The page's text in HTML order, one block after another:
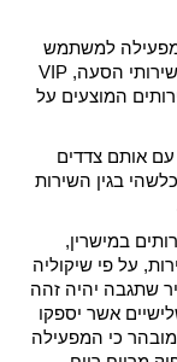
למשתמש
על פנסיון או פנסיונים מסויימים, וכן על שירותי הסעה, VIP
המוצעים על
אותם צדדים
בגין השירות
במישרין,
על פי שיקוליה
שתגבה יהיה זהה
אשר יספקו
כי המפעילה